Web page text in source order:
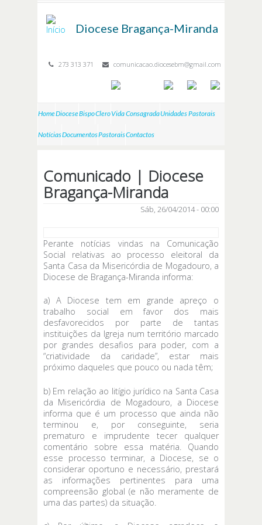
Diocese Bragança-Miranda
273 313 371 comunicacao.diocesebm@gmail.com
HomeDioceseBispoCleroVida ConsagradaUnidades Pastorais
NotíciasDocumentosPastoraisContactos
Comunicado | Diocese
Bragança-Miranda
Sáb, 26/04/2014 - 00:00
Perante notícias vindas na Comunicação
Social relativas ao processo eleitoral da
Santa Casa da Misericórdia de Mogadouro, a
Diocese de Bragança-Miranda informa:
a) A Diocese tem em grande apreço o
trabalho social em favor dos mais
desfavorecidos por parte de tantas
instituições da Igreja num território marcado
por grandes desafios para poder, com a
“criatividade da caridade”, estar mais
próximo daqueles que pouco ou nada têm;
b) Em relação ao litígio jurídico na Santa Casa
da Misericórdia de Mogadouro, a Diocese
informa que é um processo que ainda não
terminou e, por conseguinte, seria
prematuro e imprudente tecer qualquer
comentário sobre essa matéria. Quando
esse processo terminar, a Diocese, se o
considerar oportuno e necessário, prestará
as informações pertinentes para uma
compreensão global (e não meramente de
uma das partes) da situação.